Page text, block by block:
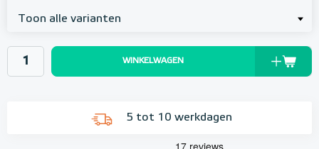
Toon alle varianten
WINKELWAGEN
5 tot 10 werkdagen